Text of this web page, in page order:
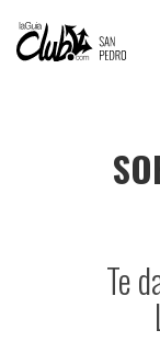
contenido
Te